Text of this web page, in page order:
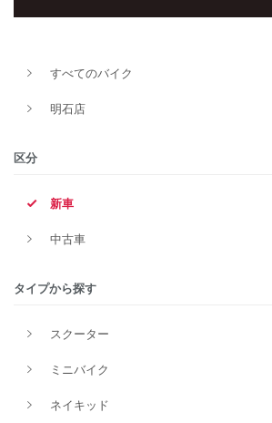
すべてのバイク
明石店
区分
新車
中古車
タイプから探す
スクーター
ミニバイク
ネイキッド
新車
タイプ
価格